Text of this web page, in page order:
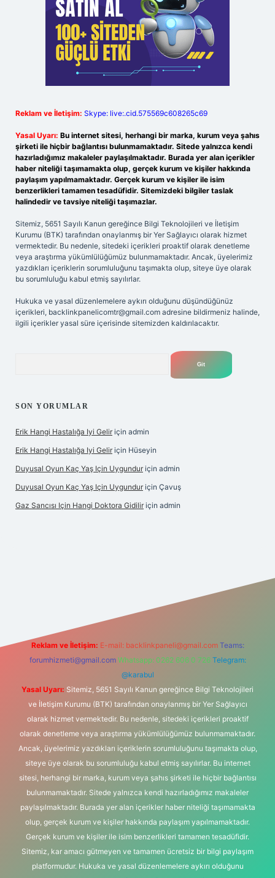
Reklam ve İletişim: Skype: live:.cid.575569c608265c69
Yasal Uyarı: Bu internet sitesi, herhangi bir marka, kurum veya şahıs
şirketi ile hiçbir bağlantısı bulunmamaktadır. Sitede yalnızca kendi
hazırladığımız makaleler paylaşılmaktadır. Burada yer alan içerikler
haber niteliği taşımamakta olup, gerçek kurum ve kişiler hakkında
paylaşım yapılmamaktadır. Gerçek kurum ve kişiler ile isim
benzerlikleri tamamen tesadüfidir. Sitemizdeki bilgiler taslak
halindedir ve tavsiye niteliği taşımazlar.
Sitemiz, 5651 Sayılı Kanun gereğince Bilgi Teknolojileri ve İletişim
Kurumu (BTK) tarafından onaylanmış bir Yer Sağlayıcı olarak hizmet
vermektedir. Bu nedenle, sitedeki içerikleri proaktif olarak denetleme
veya araştırma yükümlülüğümüz bulunmamaktadır. Ancak, üyelerimiz
yazdıkları içeriklerin sorumluluğunu taşımakta olup, siteye üye olarak
bu sorumluluğu kabul etmiş sayılırlar.
Hukuka ve yasal düzenlemelere aykırı olduğunu düşündüğünüz
içerikleri, backlinkpanelicomtr@gmail.com adresine bildirmeniz halinde,
ilgili içerikler yasal süre içerisinde sitemizden kaldırılacaktır.
SON YORUMLAR
Erik Hangi Hastalığa Iyi Gelir için admin
Erik Hangi Hastalığa Iyi Gelir için Hüseyin
Duyusal Oyun Kaç Yaş Için Uygundur için admin
Duyusal Oyun Kaç Yaş Için Uygundur için Çavuş
Gaz Sancısı Için Hangi Doktora Gidilir için admin
Reklam ve İletişim: E-mail: backlinkpaneli@gmail.com Teams:
forumhizmeti@gmail.com Whatsapp: 0262 606 0 726 Telegram:
@karabul
Yasal Uyarı: Sitemiz, 5651 Sayılı Kanun gereğince Bilgi Teknolojileri
ve İletişim Kurumu (BTK) tarafından onaylanmış bir Yer Sağlayıcı
olarak hizmet vermektedir. Bu nedenle, sitedeki içerikleri proaktif
olarak denetleme veya araştırma yükümlülüğümüz bulunmamaktadır.
Ancak, üyelerimiz yazdıkları içeriklerin sorumluluğunu taşımakta olup,
siteye üye olarak bu sorumluluğu kabul etmiş sayılırlar. Bu internet
sitesi, herhangi bir marka, kurum veya şahıs şirketi ile hiçbir bağlantısı
bulunmamaktadır. Sitede yalnızca kendi hazırladığımız makaleler
paylaşılmaktadır. Burada yer alan içerikler haber niteliği taşımamakta
olup, gerçek kurum ve kişiler hakkında paylaşım yapılmamaktadır.
Gerçek kurum ve kişiler ile isim benzerlikleri tamamen tesadüfidir.
Sitemiz, kar amacı gütmeyen ve tamamen ücretsiz bir bilgi paylaşım
platformudur. Hukuka ve yasal düzenlemelere aykırı olduğunu